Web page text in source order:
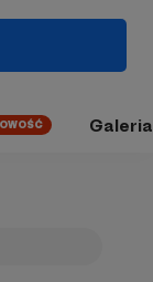
Galeria